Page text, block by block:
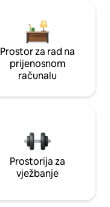
Prostor za rad na
prijenosnom
računalu
Prostorija za
vježbanje